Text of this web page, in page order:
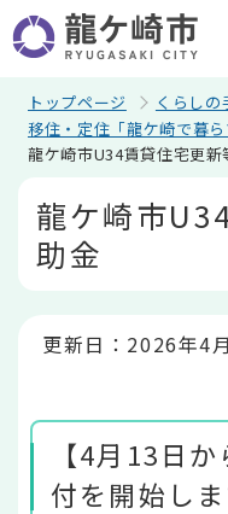
の
ペ
トップページ
くらしの
移住・定住「龍ケ崎で暮ら
龍ケ崎市U34賃貸住宅更新
龍ケ崎市
助金
更新日：2026年4
【4月13日
付を開始し